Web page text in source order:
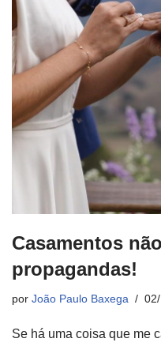
Casamentos
propagandas!
por João Paulo Baxega
Se há uma coisa que me